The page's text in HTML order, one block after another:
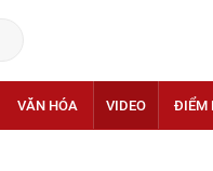
VĂN HÓA VIDEO ĐIỂM